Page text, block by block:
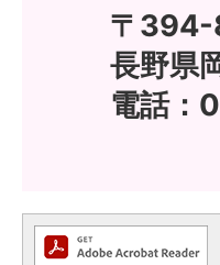
〒
長野県
電話：